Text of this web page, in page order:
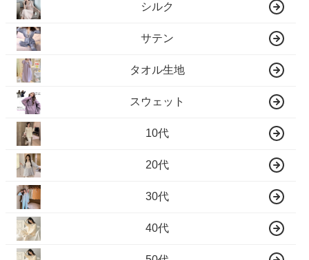
シルク
サテン
タオル生地
スウェット
10代
20代
30代
40代